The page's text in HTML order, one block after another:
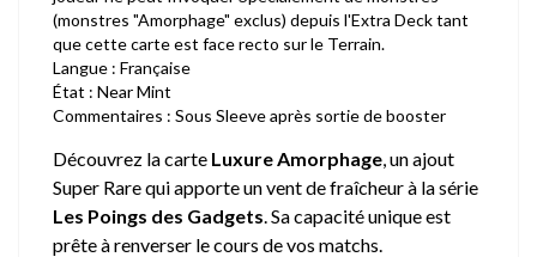
(monstres "Amorphage" exclus) depuis l'Extra Deck tant
que cette carte est face recto sur le Terrain.
Langue : Française
État : Near Mint
Commentaires : Sous Sleeve après sortie de booster
Découvrez la carte Luxure Amorphage, un ajout
Super Rare qui apporte un vent de fraîcheur à la série
Les Poings des Gadgets. Sa capacité unique est
prête à renverser le cours de vos matchs.